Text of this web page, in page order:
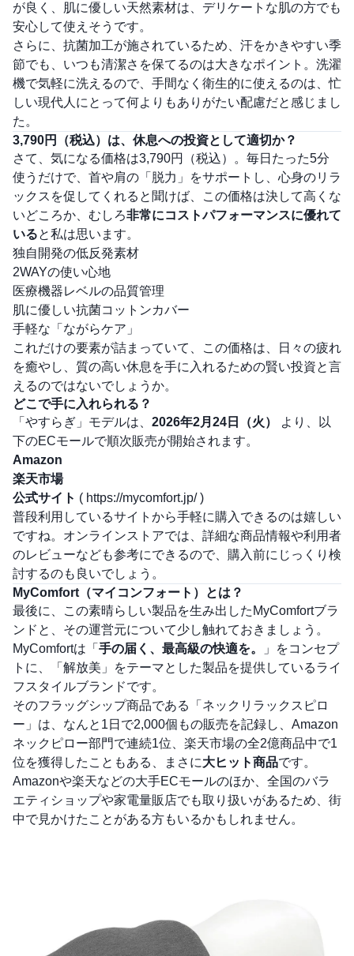
が良く、肌に優しい天然素材は、デリケートな肌の方でも
安心して使えそうです。
さらに、抗菌加工が施されているため、汗をかきやすい季
節でも、いつも清潔さを保てるのは大きなポイント。洗濯
機で気軽に洗えるので、手間なく衛生的に使えるのは、忙
しい現代人にとって何よりもありがたい配慮だと感じまし
た。
3,790円（税込）は、休息への投資として適切か？
さて、気になる価格は3,790円（税込）。毎日たった5分
使うだけで、首や肩の「脱力」をサポートし、心身のリラ
ックスを促してくれると聞けば、この価格は決して高くな
いどころか、むしろ非常にコストパフォーマンスに優れて
いると私は思います。
独自開発の低反発素材
2WAYの使い心地
医療機器レベルの品質管理
肌に優しい抗菌コットンカバー
手軽な「ながらケア」
これだけの要素が詰まっていて、この価格は、日々の疲れ
を癒やし、質の高い休息を手に入れるための賢い投資と言
えるのではないでしょうか。
どこで手に入れられる？
「やすらぎ」モデルは、 2026年2月24日（火）
より、以
下のECモールで順次販売が開始されます。
Amazon
楽天市場
公式サイト ( https://mycomfort.jp/ )
普段利用しているサイトから手軽に購入できるのは嬉しい
ですね。オンラインストアでは、詳細な商品情報や利用者
のレビューなども参考にできるので、購入前にじっくり検
討するのも良いでしょう。
MyComfort（マイコンフォート）とは？
最後に、この素晴らしい製品を生み出したMyComfortブラ
ンドと、その運営元について少し触れておきましょう。
MyComfortは「 手の届く、最高級の快適を。
」をコンセプ
トに、「解放美」をテーマとした製品を提供しているライ
フスタイルブランドです。
そのフラッグシップ商品である「ネックリラックスピロ
ー」は、なんと1日で2,000個もの販売を記録し、Amazon
ネックピロー部門で連続1位、楽天市場の全2億商品中で1
位を獲得したこともある、まさに大ヒット商品です。
Amazonや楽天などの大手ECモールのほか、全国のバラ
エティショップや家電量販店でも取り扱いがあるため、街
中で見かけたことがある方もいるかもしれません。